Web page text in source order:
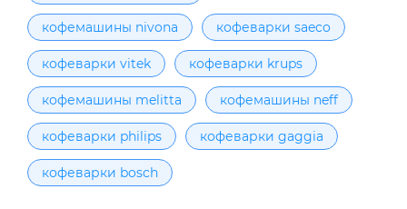
кофемашины nivona кофеварки saeco
кофеварки vitek кофеварки krups
кофемашины melitta кофемашины neff
кофеварки philips кофеварки gaggia
кофеварки bosch